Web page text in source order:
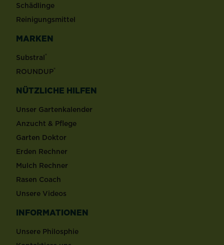
Schädlinge
Reinigungsmittel
MARKEN
Substral®
ROUNDUP®
NÜTZLICHE HILFEN
Unser Gartenkalender
Anzucht & Pflege
Garten Doktor
Erden Rechner
Mulch Rechner
Rasen Coach
Unsere Videos
INFORMATIONEN
Unsere Philosphie